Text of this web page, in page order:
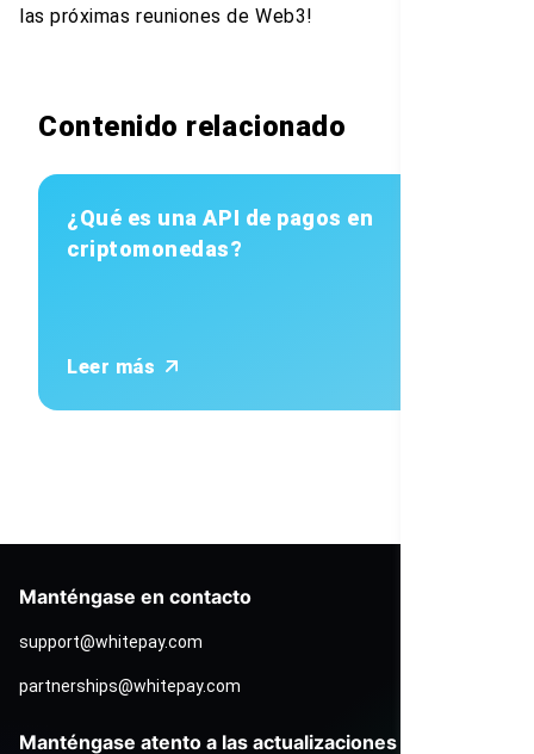
las próximas reuniones de Web3!
Contenido relacionado
¿Qué es una API de pagos en
criptomonedas?
Leer más
Manténgase en contacto
support@whitepay.com
partnerships@whitepay.com
Manténgase atento a las actualizaciones